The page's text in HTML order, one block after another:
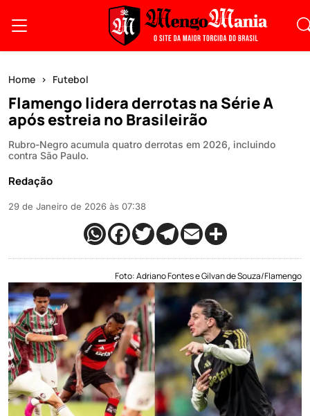
Home Futebol
Flamengo lidera derrotas na Série A
após estreia no Brasileirão
Rubro-Negro acumula quatro derrotas em 2026, incluindo
contra São Paulo.
Redação
29 de Janeiro de 2026 às 07:38
Foto: Adriano Fontes e Gilvan de Souza/Flamengo